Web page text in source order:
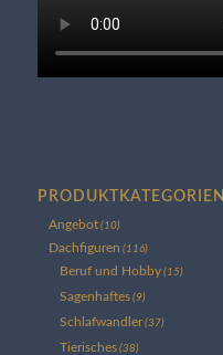
PRODUKTKATEGORIEN
Angebot (10)
Dachfiguren (116)
Beruf und Hobby (15)
Sagenhaftes (9)
Schlafwandler (37)
Tierisches (38)